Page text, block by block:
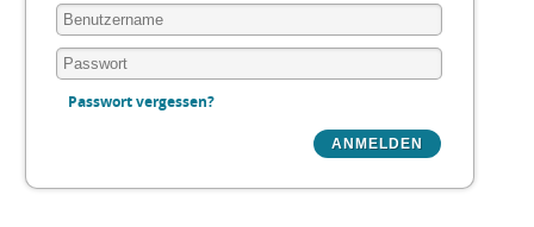
Passwort vergessen?